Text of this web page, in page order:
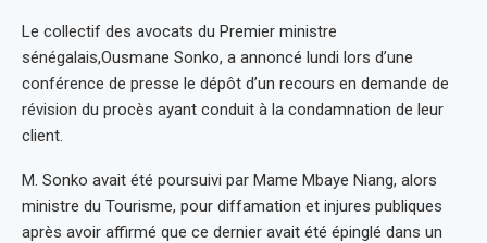
Le collectif des avocats du Premier ministre
sénégalais,Ousmane Sonko, a annoncé lundi lors d’une
conférence de presse le dépôt d’un recours en demande de
révision du procès ayant conduit à la condamnation de leur
client.
M. Sonko avait été poursuivi par Mame Mbaye Niang, alors
ministre du Tourisme, pour diffamation et injures publiques
après avoir affirmé que ce dernier avait été épinglé dans un